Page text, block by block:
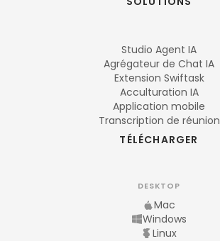
Studio Agent IA
Agrégateur de Chat IA
Extension Swiftask
Acculturation IA
Application mobile
Transcription de réunion
TÉLÉCHARGER
DESKTOP
Mac
Windows
Linux